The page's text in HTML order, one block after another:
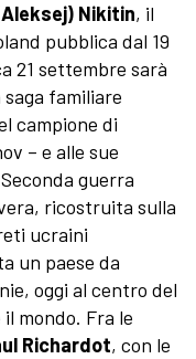
Nikitin, il
pubblica dal 19
21 settembre sarà
familiare
campione di
– e alle sue
guerra
ricostruita sulla
ucraini
un paese da
oggi al centro del
mondo. Fra le
Richardot, con le